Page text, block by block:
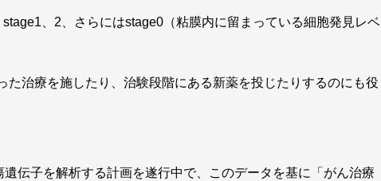
、2、さらにはstage0（粘膜内に留まっている細胞発見レベ
た治療を施したり、治験段階にある新薬を投じたりするのにも役
伝子を解析する計画を遂行中で、このデータを基に「がん治療